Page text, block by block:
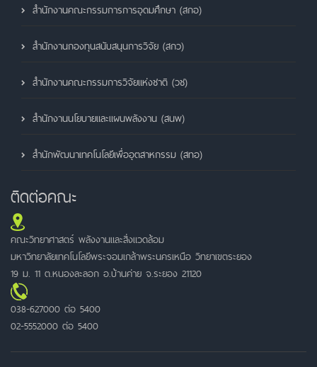
สำนักงานคณะกรรมการการอุดมศึกษา (สกอ)
สำนักงานกองทุนสนับสนุนการวิจัย (สกว)
สำนักงานคณะกรรมการวิจัยแห่งชาติ (วช)
สำนักงานนโยบายและแผนพลังงาน (สนพ)
สำนักพัฒนาเทคโนโลยีเพื่ออุตสาหกรรม (สทอ)
ติดต่อคณะ
คณะวิทยาศาสตร์ พลังงานและสิ่งแวดล้อม
มหาวิทยาลัยเทคโนโลยีพระจอมเกล้าพระนครเหนือ วิทยาเขตระยอง
19 ม. 11 ต.หนองละลอก อ.บ้านค่าย จ.ระยอง 21120
038-627000 ต่อ 5400
02-5552000 ต่อ 5400